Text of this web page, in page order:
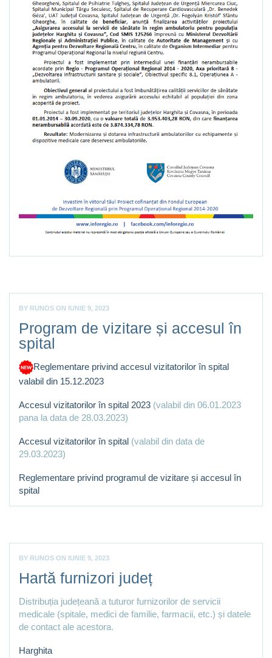
BY RUNOS ON IUNIE 9, 2023
Program de vizitare și accesul în
spital
Reglementare privind accesul vizitatorilor în spital
valabil din 15.12.2023
Accesul vizitatorilor în spital 2023 (valabil din 06.01.2023
pana la data de 28.03.2023)
Accesul vizitatorilor în spital (valabil din data de
29.03.2023)
Reglementare privind programul de vizitare și accesul în
spital
BY RUNOS ON IUNIE 9, 2023
Hartă furnizori județ
Distribuția județeană a tuturor furnizorilor de servicii
medicale (spitale, medici de familie, farmacii, etc.) și datele
de contact ale acestora.
Harghita